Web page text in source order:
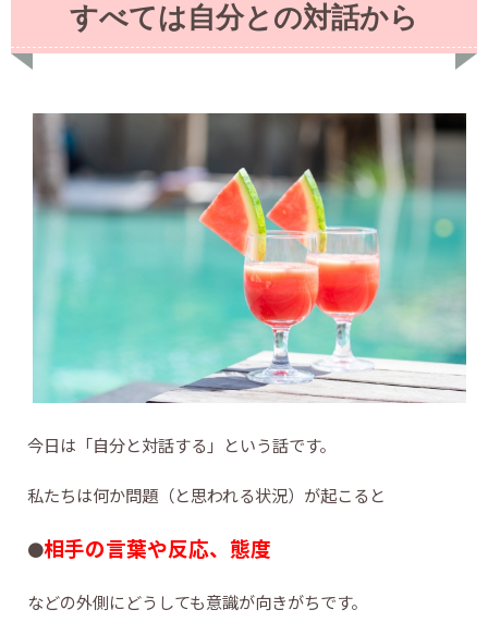
すべては自分との対話から
今日は「自分と対話する」という話です。
私たちは何か問題（と思われる状況）が起こると
●相手の言葉や反応、態度
などの外側にどうしても意識が向きがちです。